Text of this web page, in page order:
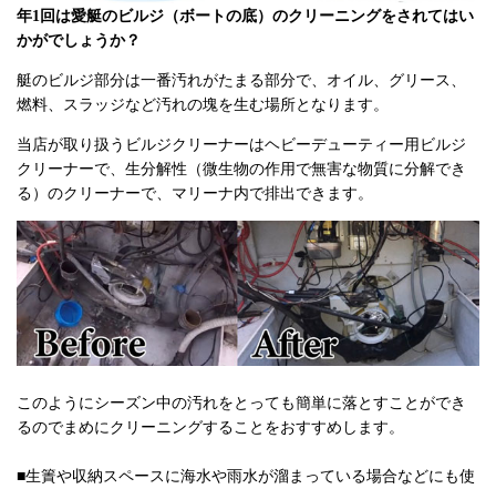
年1回は愛艇のビルジ（ボートの底）のクリーニングをされてはい
かがでしょうか？
艇のビルジ部分は一番汚れがたまる部分で、オイル、グリース、
燃料、スラッジなど汚れの塊を生む場所となります。
当店が取り扱うビルジクリーナーはヘビーデューティー用ビルジ
クリーナーで、生分解性（微生物の作用で無害な物質に分解でき
る）のクリーナーで、マリーナ内で排出できます。
このようにシーズン中の汚れをとっても簡単に落とすことができ
るのでまめにクリーニングすることをおすすめします。
■生簀や収納スペースに海水や雨水が溜まっている場合などにも使